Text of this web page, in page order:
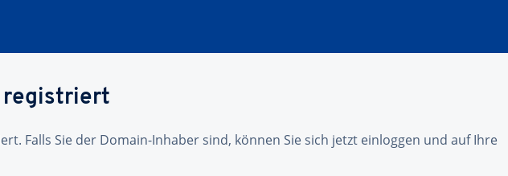
registriert
Falls Sie der Domain-Inhaber sind, können Sie sich jetzt einloggen und auf Ihre